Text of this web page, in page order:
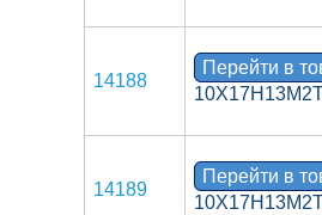
14188
Перейти в
14189
Перейти в